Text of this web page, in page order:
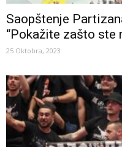
Saopštenje
“Pokažite zašto ste
25 Oktobra, 2023